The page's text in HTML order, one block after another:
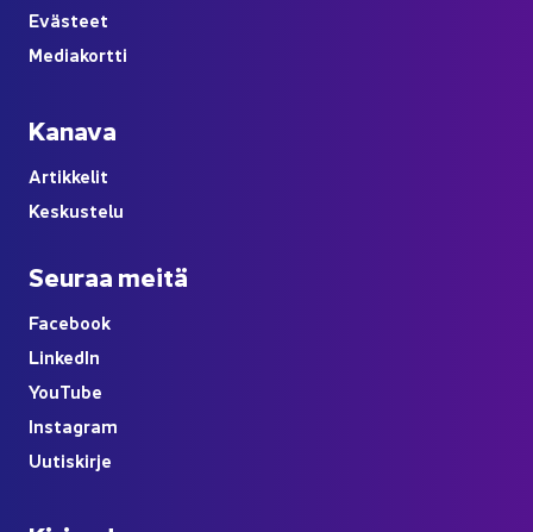
Eväs­teet
Me­dia­kort­ti
Ka­na­va
Ar­tik­ke­lit
Kes­kus­te­lu
Seu­raa meitä
Face­book
Lin­ke­dIn
YouTube
Ins­ta­gram
Uu­tis­kir­je